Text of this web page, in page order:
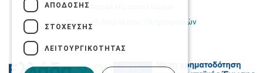
Πολιτική Ασφάλειας Πληροφοριών
ΑΠΌΔΟΣΗΣ
ΣΤΌΧΕΥΣΗΣ
ΛΕΙΤΟΥΡΓΙΚΌΤΗΤΑΣ